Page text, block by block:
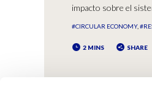
impacto sobre el
#CIRCULAR ECONOMY
2 MINS SHARE